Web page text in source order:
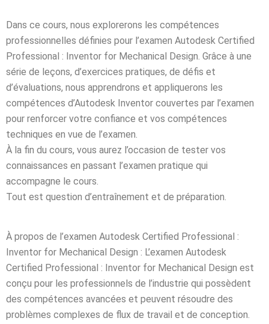
et Automatique
Logiciel et
Intelligence
Dans ce cours, nous explorerons les compétences
professionnelles définies pour l’examen Autodesk Certified
Professional : Inventor for Mechanical Design. Grâce à une
série de leçons, d’exercices pratiques, de défis et
d’évaluations, nous apprendrons et appliquerons les
compétences d’Autodesk Inventor couvertes par l’examen
pour renforcer votre confiance et vos compétences
techniques en vue de l’examen.
À la fin du cours, vous aurez l’occasion de tester vos
connaissances en passant l’examen pratique qui
accompagne le cours.
Tout est question d’entraînement et de préparation.
À propos de l’examen Autodesk Certified Professional :
Inventor for Mechanical Design : L’examen Autodesk
Certified Professional : Inventor for Mechanical Design est
conçu pour les professionnels de l’industrie qui possèdent
des compétences avancées et peuvent résoudre des
problèmes complexes de flux de travail et de conception.